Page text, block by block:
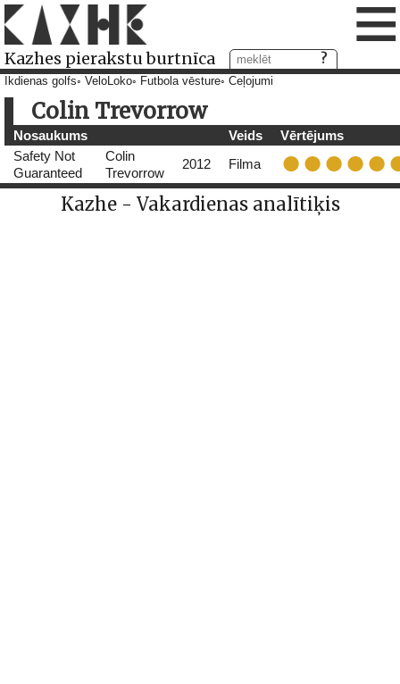
Kazhes pierakstu burtnīca ≡
Ikdienas golfs VeloLoko Futbola vēsture Ceļojumi
Colin Trevorrow
Nosaukums Veids
Vērtējums
Safety Not
Guaranteed
Colin
Trevorrow
2012 Filma
Kazhe - Vakardienas analītiķis